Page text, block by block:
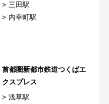
三田駅
内幸町駅
首都圏新都市鉄道つくばエ
クスプレス
浅草駅